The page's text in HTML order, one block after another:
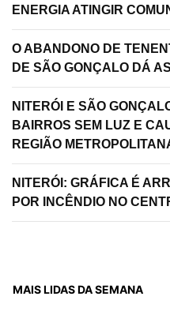
ENERGIA ATINGIR
O ABANDONO DE
DE SÃO GONÇALO DÁ
NITERÓI E SÃO
BAIRROS SEM LUZ E
REGIÃO
NITERÓI: GRÁFICA É
POR INCÊNDIO NO
MAIS LIDAS DA SEMANA